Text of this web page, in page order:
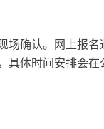
场确认。网上报
具体时间安排会在